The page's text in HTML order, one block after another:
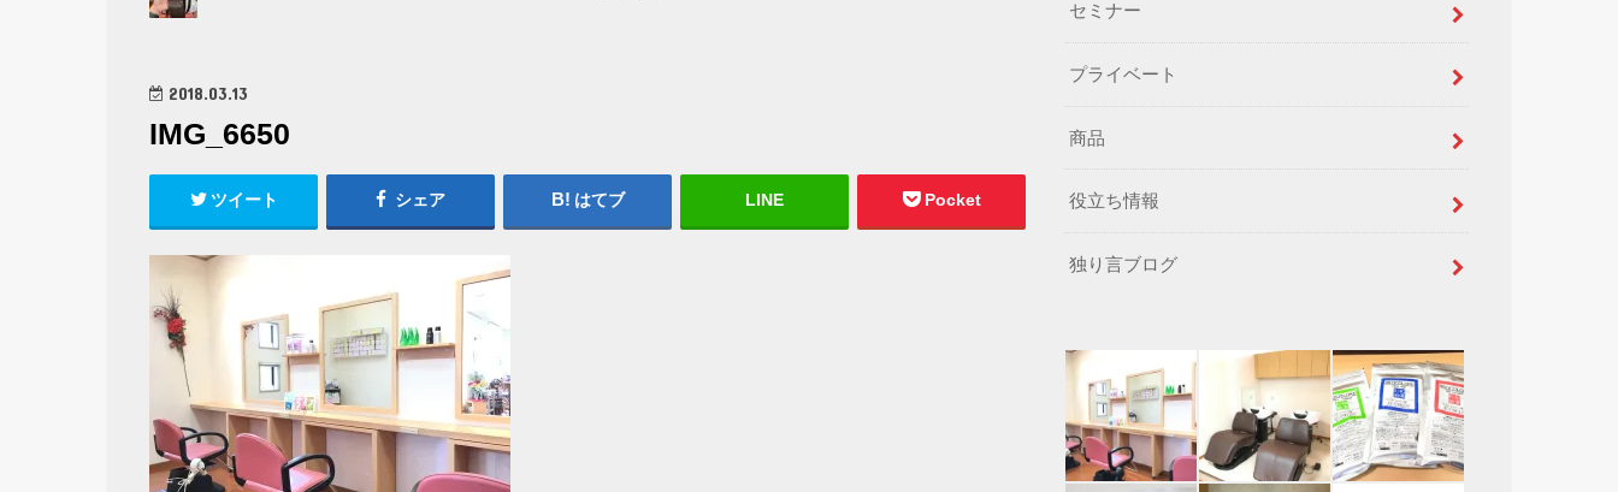
2018.03.13
IMG_6650
ツイート シェア はてブ LINE Pocket
セミナー
プライベート
商品
役立ち情報
独り言ブログ